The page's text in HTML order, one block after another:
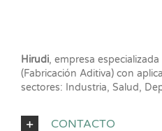
Hirudi, empresa
(Fabricación Aditiva) con
sectores: Industria, Salud,
CONTACTO